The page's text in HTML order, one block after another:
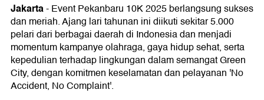
Jakarta-Event Pekanbaru 10K 2025 berlangsung sukses
dan meriah. Ajang lari tahunan ini diikuti sekitar 5.000
pelari dari berbagai daerah di Indonesia dan menjadi
momentum kampanye olahraga, gaya hidup sehat, serta
kepedulian terhadap lingkungan dalam semangat Green
City, dengan komitmen keselamatan dan pelayanan 'No
Accident, No Complaint'.